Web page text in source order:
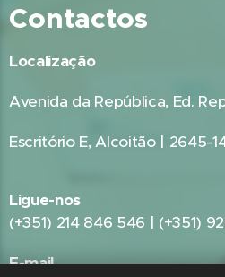
Contactos
Localização
Avenida da República, Ed.
Escritório E, Alcoitão | 2645-
Ligue-nos
(+351) 214 846 546 | (+351)
E-mail